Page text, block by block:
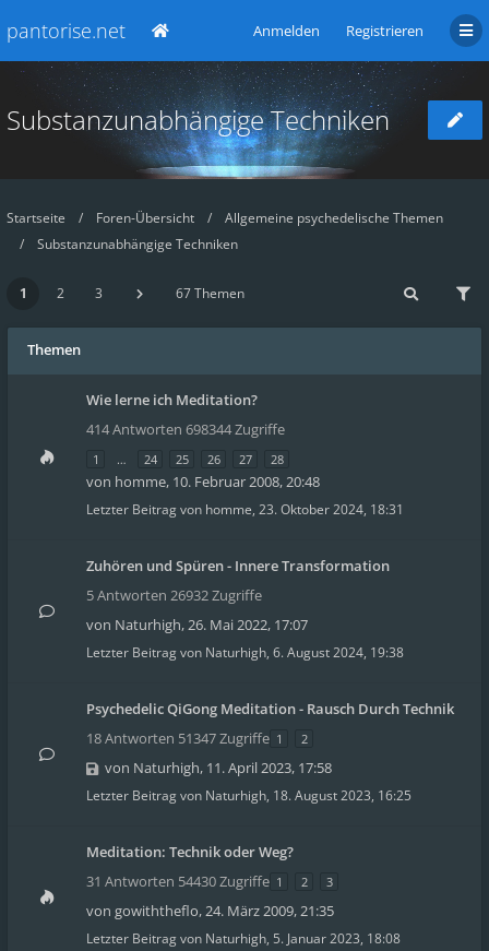
pantorise.net Anmelden Registrieren
Substanzunabhängige Techniken
Startseite Foren-Übersicht
Allgemeine psychedelische Themen
Substanzunabhängige Techniken
1 2 3 67 Themen
Themen
Wie lerne ich Meditation?
414 Antworten 698344 Zugriffe
1 … 24 25 26 27 28
von homme, 10. Februar 2008, 20:48
Letzter Beitrag von homme, 23. Oktober 2024, 18:31
Zuhören und Spüren - Innere Transformation
5 Antworten 26932 Zugriffe
von Naturhigh,26. Mai 2022, 17:07
Letzter Beitrag von Naturhigh, 6. August 2024, 19:38
Psychedelic QiGong Meditation - Rausch Durch Technik
18 Antworten 51347 Zugriffe 1 2
von Naturhigh, 11. April 2023, 17:58
Letzter Beitrag von Naturhigh, 18. August 2023, 16:25
Meditation: Technik oder Weg?
31 Antworten 54430 Zugriffe 1 2 3
von gowiththeflo,24. März 2009, 21:35
Letzter Beitrag von Naturhigh, 5. Januar 2023, 18:08